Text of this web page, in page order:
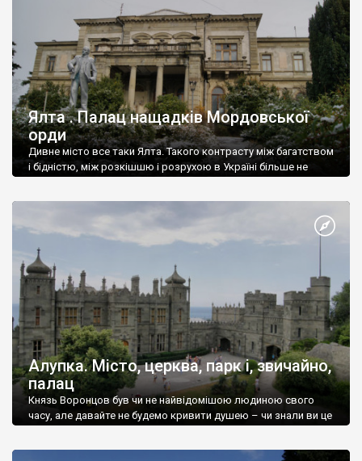
Ялта . Палац нащадків Мордовської
орди
Дивне місто все таки Ялта. Такого контрасту між багатством
і бідністю, між розкішшю і розрухою в Україні більше не
Алупка. Місто, церква, парк і, звичайно,
палац
Князь Воронцов був чи не найвідомішою людиною свого
часу, але давайте не будемо кривити душею – чи знали ви це